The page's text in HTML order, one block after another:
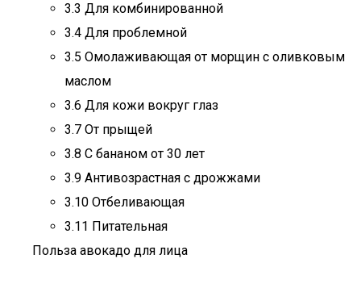
3.3 Для комбинированной
3.4 Для проблемной
3.5 Омолаживающая от морщин с оливковым
маслом
3.6 Для кожи вокруг глаз
3.7 От прыщей
3.8 С бананом от 30 лет
3.9 Антивозрастная с дрожжами
3.10 Отбеливающая
3.11 Питательная
Польза авокадо для лица